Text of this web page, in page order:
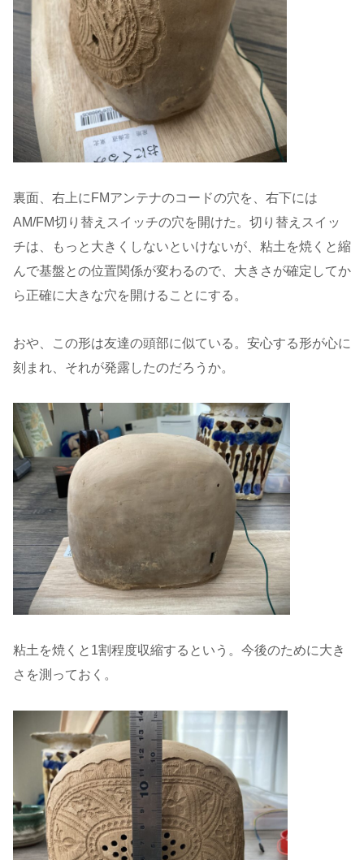
裏面、右上にFMアンテナのコードの穴を、右下には
AM/FM切り替えスイッチの穴を開けた。切り替えスイッ
チは、もっと大きくしないといけないが、粘土を焼くと縮
んで基盤との位置関係が変わるので、大きさが確定してか
ら正確に大きな穴を開けることにする。
おや、この形は友達の頭部に似ている。安心する形が心に
刻まれ、それが発露したのだろうか。
粘土を焼くと1割程度収縮するという。今後のために大き
さを測っておく。